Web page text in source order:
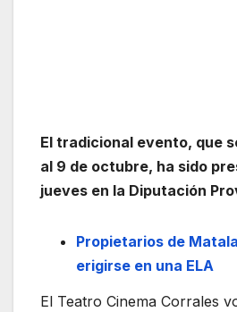
El tradicional evento, que
al 9 de octubre, ha sido
jueves en la Diputación
Propietarios de
erigirse en una ELA
El Teatro Cinema Corrales